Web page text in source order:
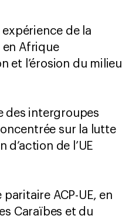
de la
en Afrique
et l’érosion du milieu
des intergroupes
sur la lutte
de l’UE
ACP-UE, en
Caraïbes et du